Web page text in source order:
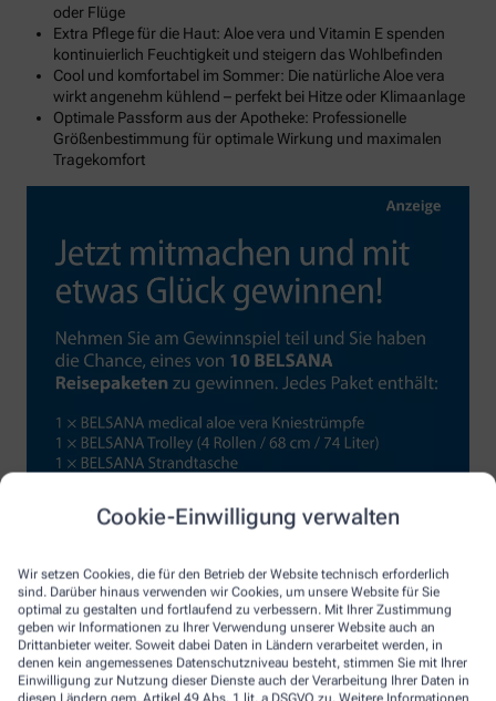
Cookie-Einwilligung verwalten
Wir setzen Cookies, die für den Betrieb der Website technisch erforderlich
sind. Darüber hinaus verwenden wir Cookies, um unsere Website für Sie
optimal zu gestalten und fortlaufend zu verbessern. Mit Ihrer Zustimmung
geben wir Informationen zu Ihrer Verwendung unserer Website auch an
Drittanbieter weiter. Soweit dabei Daten in Ländern verarbeitet werden, in
denen kein angemessenes Datenschutzniveau besteht, stimmen Sie mit Ihrer
Einwilligung zur Nutzung dieser Dienste auch der Verarbeitung Ihrer Daten in
oder Flüge
Extra Pflege für die Haut: Aloe vera und Vitamin E spenden
kontinuierlich Feuchtigkeit und steigern das Wohlbefinden
Cool und komfortabel im Sommer: Die natürliche Aloe vera
wirkt angenehm kühlend – perfekt bei Hitze oder Klimaanlage
Optimale Passform aus der Apotheke: Professionelle
Größenbestimmung für optimale Wirkung und maximalen
Tragekomfort